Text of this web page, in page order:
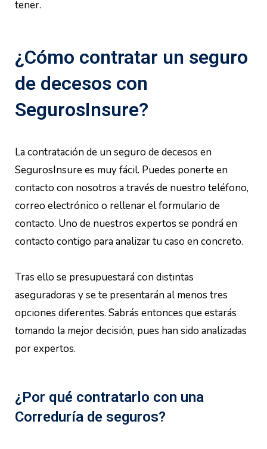
tener.
¿Cómo contratar un seguro
de decesos con
SegurosInsure?
La contratación de un seguro de decesos en
SegurosInsure es muy fácil. Puedes ponerte en
contacto con nosotros a través de nuestro teléfono,
correo electrónico o rellenar el formulario de
contacto. Uno de nuestros expertos se pondrá en
contacto contigo para analizar tu caso en concreto.
Tras ello se presupuestará con distintas
aseguradoras y se te presentarán al menos tres
opciones diferentes. Sabrás entonces que estarás
tomando la mejor decisión, pues han sido analizadas
por expertos.
¿Por qué contratarlo con una
Correduría de seguros?